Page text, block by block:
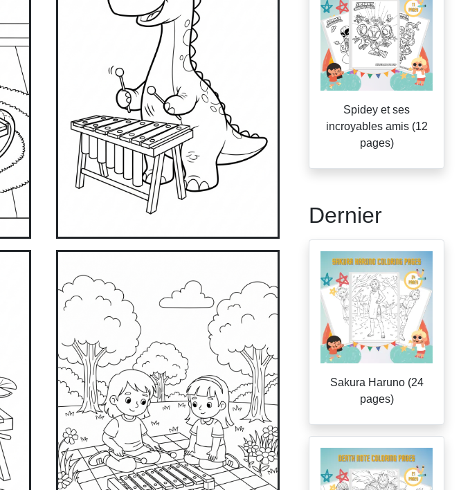
Spidey et ses
incroyables amis (12
pages)
Dernier
Sakura Haruno (24
pages)